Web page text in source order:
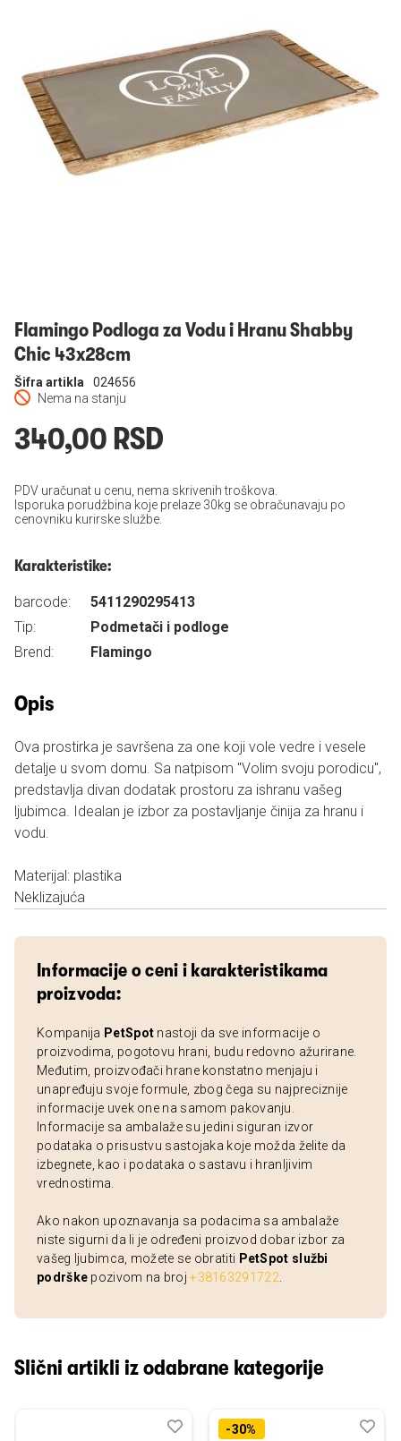
Flamingo Podloga za Vodu i Hranu Shabby
Chic 43x28cm
Nema na stanju
Šifra artikla 024656
340,00 RSD
PDV uračunat u cenu, nema skrivenih troškova.
Isporuka porudžbina koje prelaze 30kg se obračunavaju po
cenovniku kurirske službe.
Karakteristike:
barcode:
5411290295413
Tip:
Podmetači i podloge
Brend:
Flamingo
Opis
Ova prostirka je savršena za one koji vole vedre i vesele
detalje u svom domu. Sa natpisom "Volim svoju porodicu",
predstavlja divan dodatak prostoru za ishranu vašeg
ljubimca. Idealan je izbor za postavljanje činija za hranu i
vodu.
Materijal: plastika
Neklizajuća
Informacije o ceni i karakteristikama
proizvoda:
Kompanija PetSpot nastoji da sve informacije o
proizvodima, pogotovu hrani, budu redovno ažurirane.
Međutim, proizvođači hrane konstatno menjaju i
unapređuju svoje formule, zbog čega su najpreciznije
informacije uvek one na samom pakovanju.
Informacije sa ambalaže su jedini siguran izvor
podataka o prisustvu sastojaka koje možda želite da
izbegnete, kao i podataka o sastavu i hranljivim
vrednostima.
Ako nakon upoznavanja sa podacima sa ambalaže
niste sigurni da li je određeni proizvod dobar izbor za
vašeg ljubimca, možete se obratiti PetSpot službi
podrške pozivom na broj+38163291722
Slični artikli iz odabrane kategorije
Dodaj
Uporedi-30%